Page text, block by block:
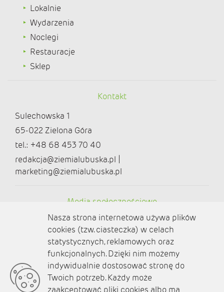
Lokalnie
Wydarzenia
Noclegi
Restauracje
Sklep
Kontakt
Sulechowska 1
65-022 Zielona Góra
tel.: +48 68 453 70 40
redakcja@ziemialubuska.pl |
marketing@ziemialubuska.pl
Media społecznościowe
O nas
Kontakt
Nasza strona internetowa używa plików
cookies (tzw. ciasteczka) w celach
statystycznych, reklamowych oraz
funkcjonalnych. Dzięki nim możemy
indywidualnie dostosować stronę do
Twoich potrzeb. Każdy może
zaakceptować pliki cookies albo ma